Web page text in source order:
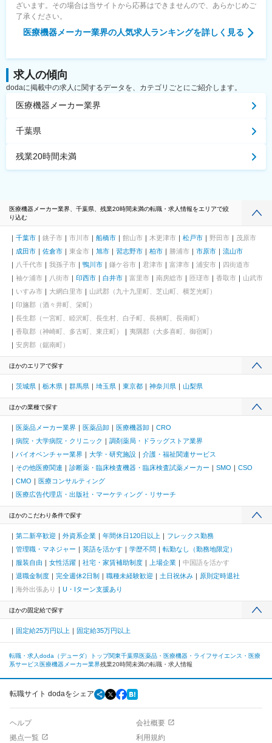
ざいます。その場合は当サイトから応募はできませんので、あらかじめご
了承ください。
医療機器メーカー業界の人気求人ランキングを詳しく見る
求人の傾向
dodaに掲載中の求人に関するデータを、カテゴリごとにご紹介します。
医療機器メーカー業界
千葉県
残業20時間未満
医療機器メーカー業界、千葉県、残業20時間未満の転職・求人情報をエリアで絞
り込む
千葉市 銚子市 市川市 船橋市 館山市 木更津市 松戸市 野田市
茂原市
成田市
佐倉市 東金市 旭市 習志野市 柏市 勝浦市 市原市
流山市
八千代市
我孫子市 鴨川市 鎌ケ谷市 君津市 富津市 浦安市
四街道市
袖ケ浦市
八街市 印西市 白井市 富里市 南房総市 匝瑳市 香取市
山武市
いすみ市
大網白里市
山武郡（九十九里町、芝山町、横芝光町）
印旛郡（酒々井町、栄町）
長生郡（一宮町、睦沢町、長生村、白子町、長柄町、長南町）
香取郡（神崎町、多古町、東庄町）
夷隅郡（大多喜町、御宿町）
安房郡（鋸南町）
ほかのエリアで探す
茨城県 栃木県 群馬県 埼玉県 東京都 神奈川県 山梨県
ほかの業種で探す
医薬品メーカー業界 医薬品卸 医療機器卸
CRO
病院・大学病院・クリニック
調剤薬局・ドラッグストア業界
バイオベンチャー業界
大学・研究施設
介護・福祉関連サービス
その他医療関連
診断薬・臨床検査機器・臨床検査試薬メーカー SMO
CSO
CMO
医療コンサルティング
医療広告代理店・出版社・マーケティング・リサーチ
ほかのこだわり条件で探す
第二新卒歓迎 外資系企業 年間休日120日以上
フレックス勤務
管理職・マネジャー
英語を活かす 学歴不問
転勤なし（勤務地限定）
服装自由
女性活躍 社宅・家賃補助制度 上場企業
中国語を活かす
退職金制度
完全週休2日制 職種未経験歓迎 土日祝休み
原則定時退社
海外出張あり
U・Iターン支援あり
ほかの固定給で探す
固定給25万円以上 固定給35万円以上
転職・求人doda（デューダ）トップ関東千葉県医薬品・医療機器・ライフサイエンス・医療
系サービス 医療機器メーカー業界残業20時間未満の転職・求人情報
転職サイト dodaをシェア
ヘルプ
会社概要
拠点一覧
利用規約